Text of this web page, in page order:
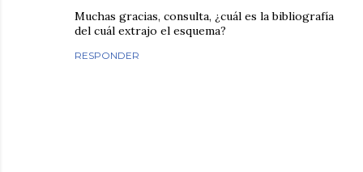
Muchas gracias, consulta, ¿cuál es la bibliografía
del cuál extrajo el esquema?
RESPONDER